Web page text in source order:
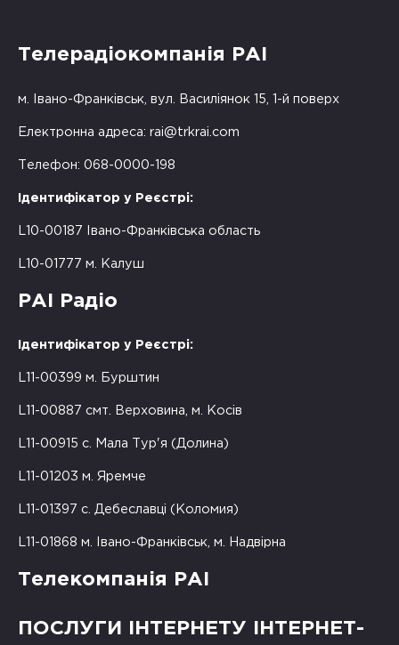
Телерадіокомпанія РАІ
м. Івано-Франківськ, вул. Василіянок 15, 1-й поверх
Електронна адреса: rai@trkrai.com
Телефон: 068-0000-198
Ідентифікатор у Реєстрі:
L10-00187 Івано-Франківська область
L10-01777 м. Калуш
РАІ Радіо
Ідентифікатор у Реєстрі:
L11-00399 м. Бурштин
L11-00887 смт. Верховина, м. Косів
L11-00915 с. Мала Тур'я (Долина)
L11-01203 м. Яремче
L11-01397 с. Дебеславці (Коломия)
L11-01868 м. Івано-Франківськ, м. Надвірна
Телекомпанія РАІ
ПОСЛУГИ ІНТЕРНЕТУ ІНТЕРНЕТ-